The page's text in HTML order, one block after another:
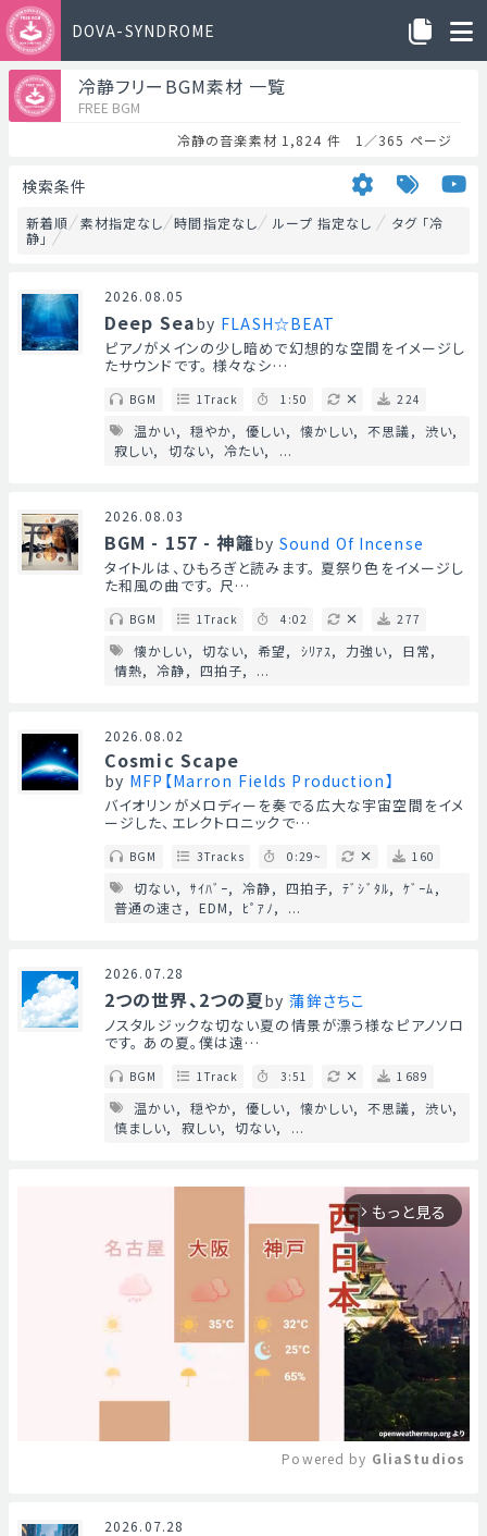
DOVA-SYNDROME
冷静フリーBGM素材 一覧
FREE BGM
冷静の音楽素材 1,824 件 1／365 ページ
検索条件
新着順 素材指定なし 時間指定なし ループ 指定なし
タグ 「冷
静」
2026.08.05
Deep Seaby FLASH☆BEAT
ピアノがメインの少し暗めで幻想的な空間をイメージし
たサウンドです。 様々なシ…
BGM 1Track 1:50 224
温かい 穏やか 優しい 懐かしい 不思議
渋い
寂しい
切ない 冷たい ...
2026.08.03
BGM - 157 - 神籬by Sound Of Incense
タイトルは、ひもろぎと読みます。 夏祭り色をイメージし
た和風の曲です。 尺…
BGM 1Track 4:02 277
懐かしい 切ない 希望 ｼﾘｱｽ 力強い
日常
情熱
冷静 四拍子 ...
2026.08.02
Cosmic Scape
by MFP【Marron Fields Production】
バイオリンがメロディーを奏でる広大な宇宙空間をイメ
ージした、エレクトロニックで…
BGM 3Tracks 0:29~ 160
切ない ｻｲﾊﾞｰ 冷静 四拍子 ﾃﾞｼﾞﾀﾙ
ｹﾞｰﾑ
普通の速さ
EDM ﾋﾟｱﾉ ...
2026.07.28
2つの世界、2つの夏by 蒲鉾さちこ
ノスタルジックな切ない夏の情景が漂う様なピアノソロ
です。 あの夏。僕は遠…
BGM 1Track 3:51 1689
温かい 穏やか 優しい 懐かしい 不思議
渋い
慎ましい
寂しい 切ない ...
arrow_forward_ios もっと見る
Powered by GliaStudios
2026.07.28